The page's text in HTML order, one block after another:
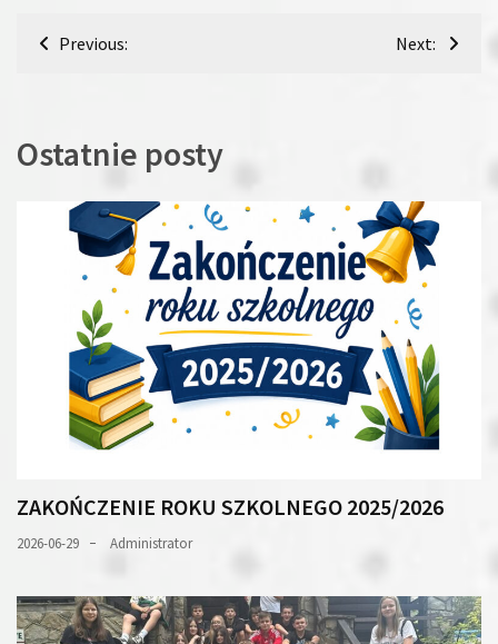
Nawigacja
Previous: Next:
Ostatnie posty
ZAKOŃCZENIE ROKU SZKOLNEGO 2025/2026
2026-06-29 Administrator